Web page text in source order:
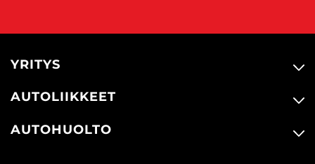
YRITYS
AUTOLIIKKEET
AUTOHUOLTO